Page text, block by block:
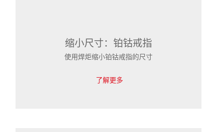
缩小尺寸：铂钴戒指
使用焊炬缩小铂钴戒指的尺寸
了解更多